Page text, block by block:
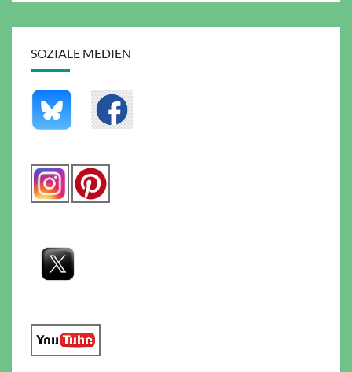
SOZIALE MEDIEN